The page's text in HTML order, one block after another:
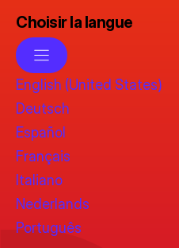
Choisir la langue
English (United States)
Deutsch
Español
Français
Italiano
Nederlands
Português